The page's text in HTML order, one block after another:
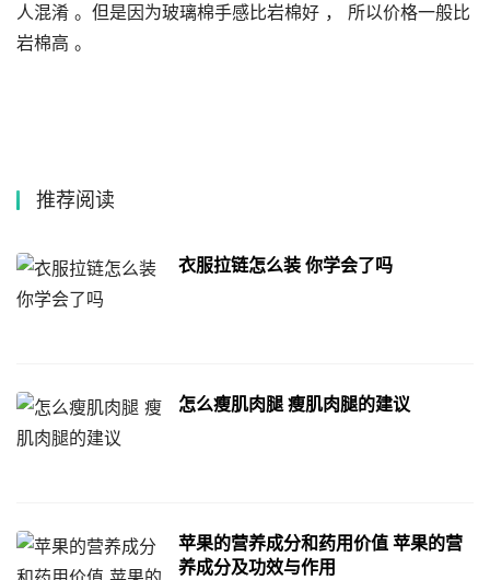
人混淆 。但是因为玻璃棉手感比岩棉好 ， 所以价格一般比
岩棉高 。
推荐阅读
衣服拉链怎么装 你学会了吗
怎么瘦肌肉腿 瘦肌肉腿的建议
苹果的营养成分和药用价值 苹果的营
养成分及功效与作用